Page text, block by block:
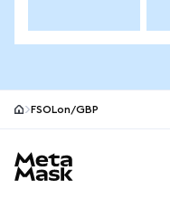
FSOLon/GBP